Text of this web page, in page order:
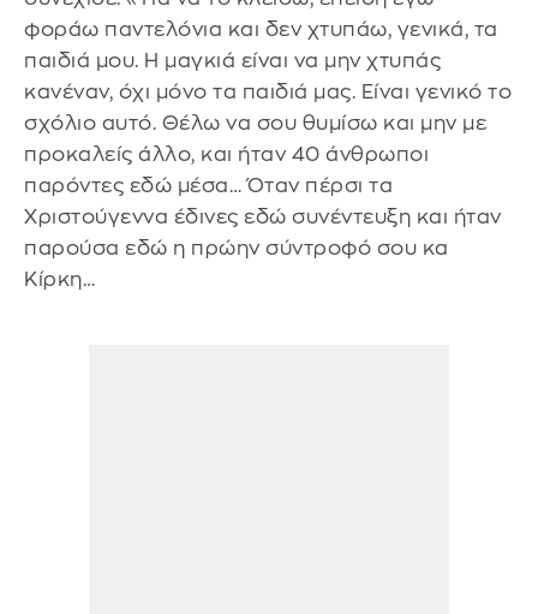
φοράω παντελόνια και δεν χτυπάω, γενικά, τα
παιδιά μου. Η μαγκιά είναι να μην χτυπάς
κανέναν, όχι μόνο τα παιδιά μας. Είναι γενικό το
σχόλιο αυτό. Θέλω να σου θυμίσω και μην με
προκαλείς άλλο, και ήταν 40 άνθρωποι
παρόντες εδώ μέσα… Όταν πέρσι τα
Χριστούγεννα έδινες εδώ συνέντευξη και ήταν
παρούσα εδώ η πρώην σύντροφό σου κα
Κίρκη…